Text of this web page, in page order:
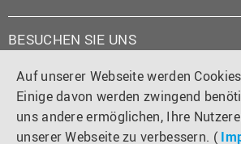
Auf unserer Webseite werden
Einige davon werden zwingend
uns andere ermöglichen, Ihre
unserer Webseite zu verbessern. (
BESUCHEN SIE UNS
Instagram
TiktokLinkedIn
YouTube